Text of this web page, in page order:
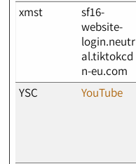
xmst
sf16-
website-
login.neutr
al.tiktokcd
n-eu.com
YSC YouTube